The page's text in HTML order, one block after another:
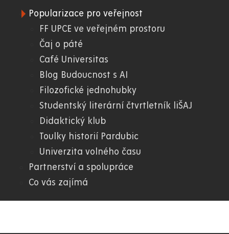
Popularizace pro veřejnost
FF UPCE ve veřejném prostoru
Čaj o páté
Café Universitas
Blog Budoucnost s AI
Filozofické jednohubky
Studentský literární čtvrtletník liŠAJ
Didaktický klub
Toulky historií Pardubic
Univerzita volného času
Partnerství a spolupráce
Co vás zajímá